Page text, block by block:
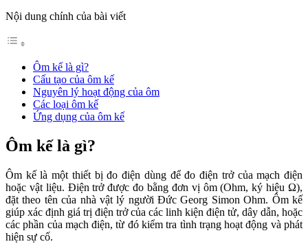
Nội dung chính của bài viết
Ôm kế là gì?
Cấu tạo của ôm kế
Nguyên lý hoạt động của ôm
Các loại ôm kế
Ứng dụng của ôm kế
Ôm kế là gì?
Ôm kế là một thiết bị đo điện dùng để đo điện trở của mạch điện
hoặc vật liệu. Điện trở được đo bằng đơn vị ôm (Ohm, ký hiệu Ω),
đặt theo tên của nhà vật lý người Đức Georg Simon Ohm. Ôm kế
giúp xác định giá trị điện trở của các linh kiện điện tử, dây dẫn, hoặc
các phần của mạch điện, từ đó kiểm tra tình trạng hoạt động và phát
hiện sự cố.